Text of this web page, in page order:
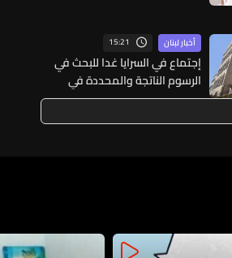
أخبار لبنان 15:21
إجتماع في السرايا غدا للبحث في
الرسوم الناتجة والمحددة في
المرسوم 3214